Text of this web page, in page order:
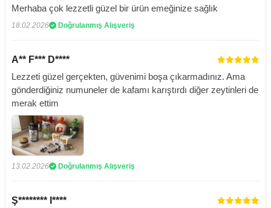
Merhaba çok lezzetli güzel bir ürün emeğinize sağlık
18.02.2026 Doğrulanmış Alışveriş
A** F*** D****
Lezzeti güzel gerçekten, güvenimi boşa çıkarmadınız. Ama
gönderdiğiniz numuneler de kafamı karıştırdı diğer zeytinleri de
merak ettim
13.02.2026 Doğrulanmış Alışveriş
Ş******** I****